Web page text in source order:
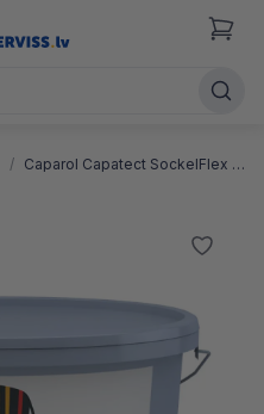
Caparol Capatect SockelFlex Organiska siltumizolācijas lokšņu līmēšanas un armēšanas java ar mitruma aizsargājoša pārklājuma